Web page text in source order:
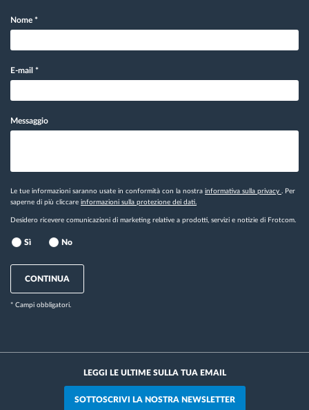
Nome *
E-mail *
Messaggio
Le tue informazioni saranno usate in conformità con la nostra informativa sulla privacy
. Per
saperne di più cliccare informazioni sulla protezione dei dati.
Desidero ricevere comunicazioni di marketing relative a prodotti, servizi e notizie di Frotcom.
Sì No
CONTINUA
* Campi obbligatori.
LEGGI LE ULTIME SULLA TUA EMAIL
SOTTOSCRIVI LA NOSTRA NEWSLETTER